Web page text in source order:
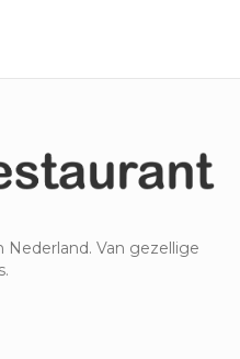
Van gezellige